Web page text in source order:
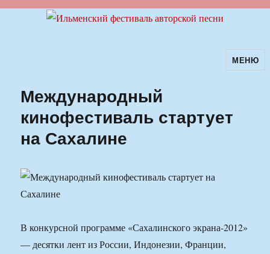
Ильменский фестиваль авторскойМЕНЮ
Международный
кинофестиваль стартует
на Сахалине
В конкурсной программе «Сахалинского экрана-2012»
— десятки лент из России, Индонезии, Франции,